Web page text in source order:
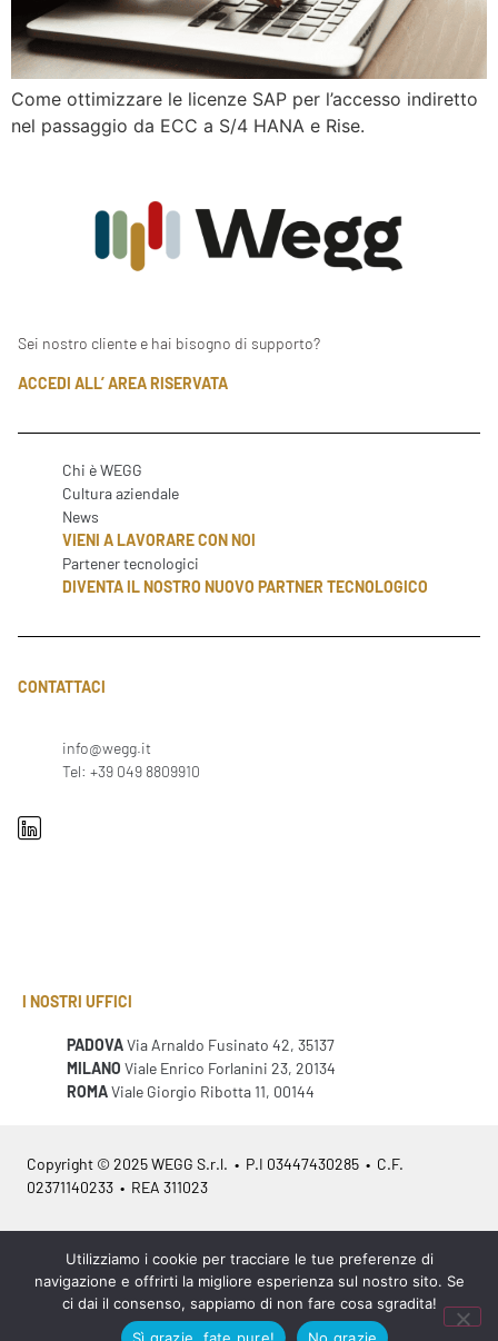
Come ottimizzare le licenze SAP per l’accesso indiretto
nel passaggio da ECC a S/4 HANA e Rise.
Sei nostro cliente e hai bisogno di supporto?
ACCEDI ALL’ AREA RISERVATA
Chi è WEGG
Cultura aziendale
News
VIENI A LAVORARE CON NOI
Partener tecnologici
DIVENTA IL NOSTRO NUOVO PARTNER TECNOLOGICO
CONTATTACI
info@wegg.it
Tel: +39 049 8809910
I NOSTRI UFFICI
PADOVAVia Arnaldo Fusinato 42, 35137
MILANO Viale Enrico Forlanini 23, 20134
ROMAViale Giorgio Ribotta 11, 00144
Copyright © 2025 WEGG S.r.l. • P.I 03447430285 • C.F.
02371140233 • REA 311023
Azienda Certificata ISO 9001:2015 – ITA / ISO 9001:2015 – EN
Utilizziamo i cookie per tracciare le tue preferenze di
navigazione e offrirti la migliore esperienza sul nostro sito. Se
ci dai il consenso, sappiamo di non fare cosa sgradita!
Sì grazie, fate pure!
No grazie